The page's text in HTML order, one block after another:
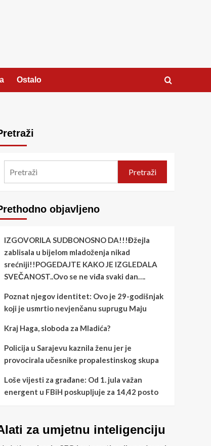
Ostalo
Pretraži
objavljeno
IZGOVORILA SUDBONOSNO DA!!!Đžejla
zablisala u bijelom mladoženja nikad
srećniji!!POGEDAJTE KAKO JE IZGLEDALA
SVEČANOST..Ovo se ne viđa svaki dan….
Poznat njegov identitet: Ovo je 29-godišnjak
koji je usmrtio nevjenčanu suprugu Maju
Kraj Haga, sloboda za Mladića?
Policija u Sarajevu kaznila ženu jer je
provocirala učesnike propalestinskog skupa
Loše vijesti za građane: Od 1. jula važan
energent u FBiH poskupljuje za 14,42 posto
za umjetnu inteligenciju